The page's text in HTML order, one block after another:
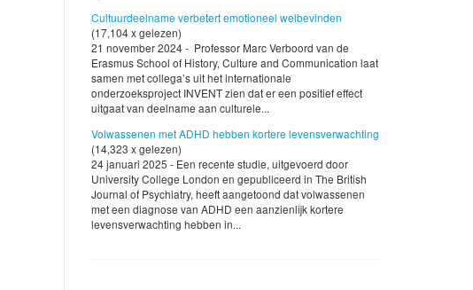
Cultuurdeelname verbetert emotioneel welbevinden
(17,104 x gelezen)
21 november 2024 - Professor Marc Verboord van de
Erasmus School of History, Culture and Communication laat
samen met collega’s uit het internationale
onderzoeksproject INVENT zien dat er een positief effect
uitgaat van deelname aan culturele...
Volwassenen met ADHD hebben kortere levensverwachting
(14,323 x gelezen)
24 januari 2025 - Een recente studie, uitgevoerd door
University College London en gepubliceerd in The British
Journal of Psychiatry, heeft aangetoond dat volwassenen
met een diagnose van ADHD een aanzienlijk kortere
levensverwachting hebben in...